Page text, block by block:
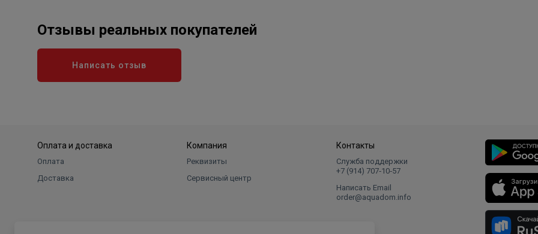
Отзывы реальных покупателей
Написать отзыв
Оплата и доставка
Оплата
Доставка
Компания
Реквизиты
Сервисный центр
Контакты
Служба поддержки
+7 (914) 707‑10‑57
Написать Email
order@aquadom.info